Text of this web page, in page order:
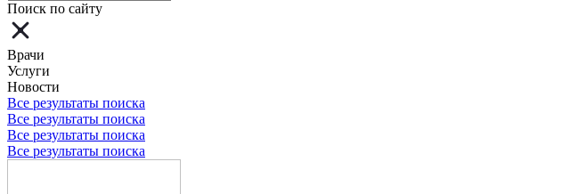
Поиск по сайту
Врачи
Услуги
Новости
Все результаты поиска
Все результаты поиска
Все результаты поиска
Все результаты поиска